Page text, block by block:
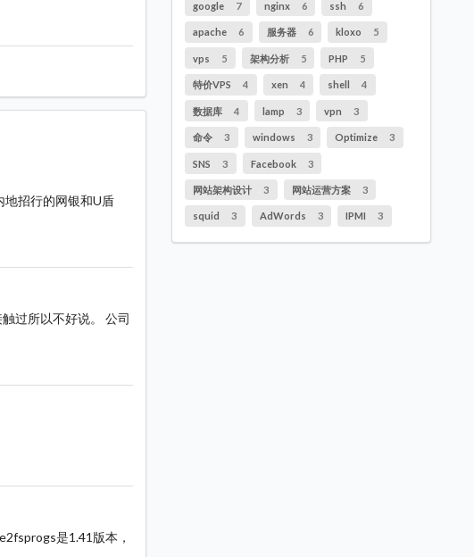
地招行的网银和U盾
过所以不好说。 公司
是1.41版本，
google 7 nginx 6 ssh 6
apache 6 服务器 6 kloxo 5
vps 5 架构分析 5 PHP 5
特价VPS 4 xen 4 shell 4
数据库 4 lamp 3 vpn 3
命令 3 windows 3 Optimize 3
SNS 3 Facebook 3
网站架构设计 3 网站运营方案 3
squid 3 AdWords 3 IPMI 3